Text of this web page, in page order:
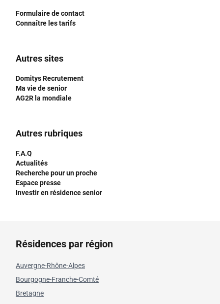
Formulaire de contact
Connaître les tarifs
Autres sites
Domitys Recrutement
Ma vie de senior
AG2R la mondiale
Autres rubriques
F.A.Q
Actualités
Recherche pour un proche
Espace presse
Investir en résidence senior
Résidences par région
Auvergne-Rhône-Alpes
Bourgogne-Franche-Comté
Bretagne